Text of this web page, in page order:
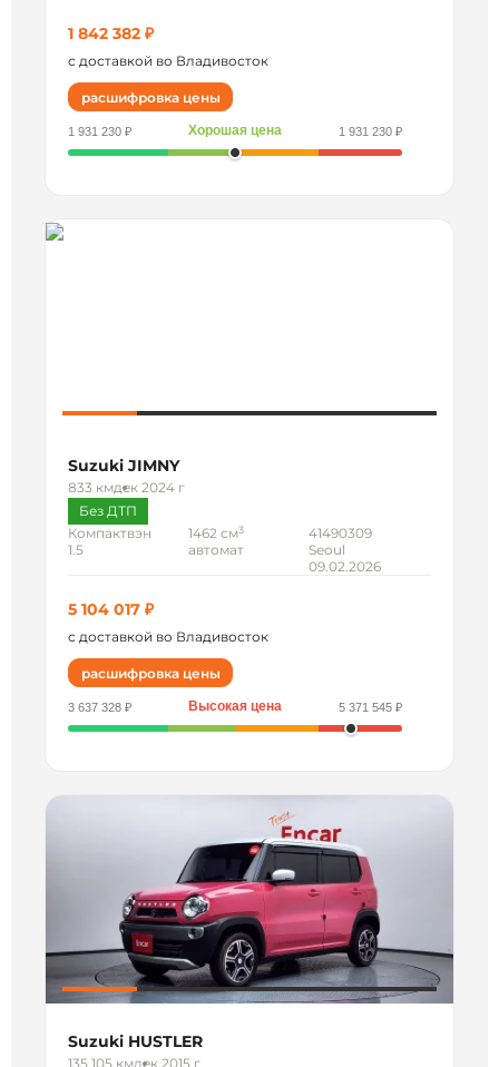
1 842 382 ₽
с доставкой во Владивосток
расшифровка цены
1 931 230 ₽ Хорошая цена 1 931 230 ₽
Suzuki JIMNY
833 кмдек 2024 г
Без ДТП
Компактвэн
1.5
1462 см3
автомат
41490309
Seoul
09.02.2026
5 104 017 ₽
с доставкой во Владивосток
расшифровка цены
3 637 328 ₽ Высокая цена 5 371 545 ₽
Suzuki HUSTLER
135 105 кмдек 2015 г